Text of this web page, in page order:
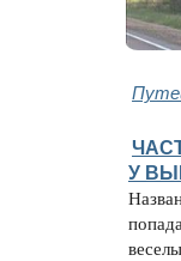
У